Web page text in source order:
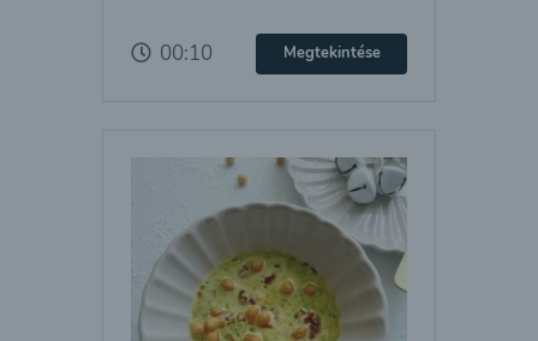
00:10 Megtekintése